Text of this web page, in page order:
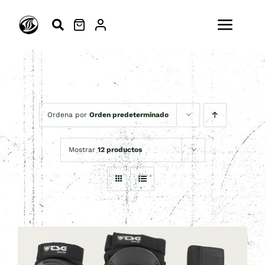
ESCUELA
SURFSKATE
SURF
MODA
ACTIVIDADES
BLOG
Ordena por Orden predeterminado
Mostrar 12 productos